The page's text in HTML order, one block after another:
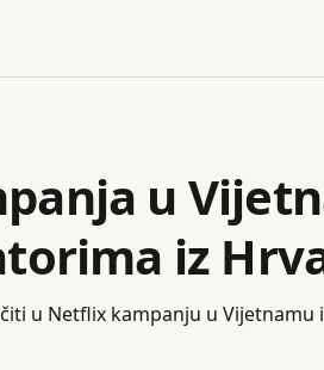
u
iz
u Netflix kampanju u Vijetnamu